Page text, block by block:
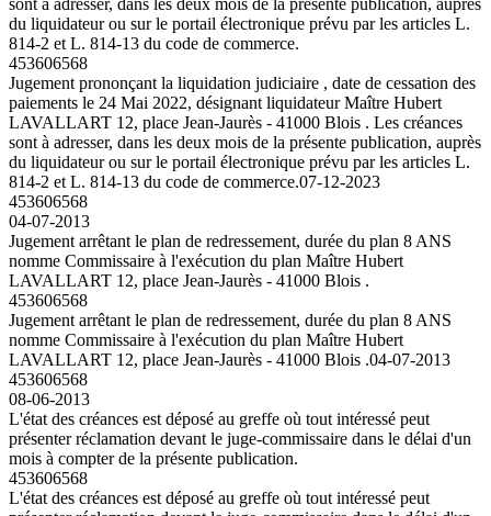
du liquidateur ou sur le portail électronique prévu par les articles L.
814-2 et L. 814-13 du code de commerce.
453606568
Jugement prononçant la liquidation judiciaire , date de cessation des
paiements le 24 Mai 2022, désignant liquidateur Maître Hubert
LAVALLART 12, place Jean-Jaurès - 41000 Blois . Les créances
sont à adresser, dans les deux mois de la présente publication, auprès
du liquidateur ou sur le portail électronique prévu par les articles L.
814-2 et L. 814-13 du code de commerce.07-12-2023
453606568
04-07-2013
Jugement arrêtant le plan de redressement, durée du plan 8 ANS
nomme Commissaire à l'exécution du plan Maître Hubert
LAVALLART 12, place Jean-Jaurès - 41000 Blois .
453606568
Jugement arrêtant le plan de redressement, durée du plan 8 ANS
nomme Commissaire à l'exécution du plan Maître Hubert
LAVALLART 12, place Jean-Jaurès - 41000 Blois .04-07-2013
453606568
08-06-2013
L'état des créances est déposé au greffe où tout intéressé peut
présenter réclamation devant le juge-commissaire dans le délai d'un
mois à compter de la présente publication.
453606568
L'état des créances est déposé au greffe où tout intéressé peut